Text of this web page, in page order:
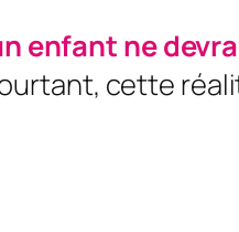
enfant ne
cette